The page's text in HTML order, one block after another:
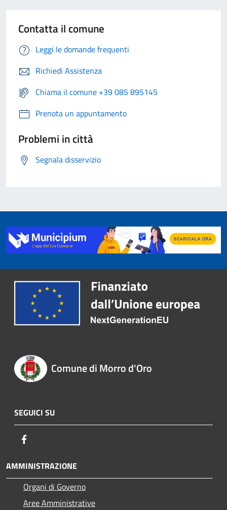
Contatta il comune
Leggi le domande frequenti
Richiedi Assistenza
Chiama il comune +39 085 895145
Prenota un appuntamento
Problemi in città
Segnala disservizio
Comune di Morro d'Oro
SEGUICI SU
AMMINISTRAZIONE
Organi di Governo
Aree Amministrative